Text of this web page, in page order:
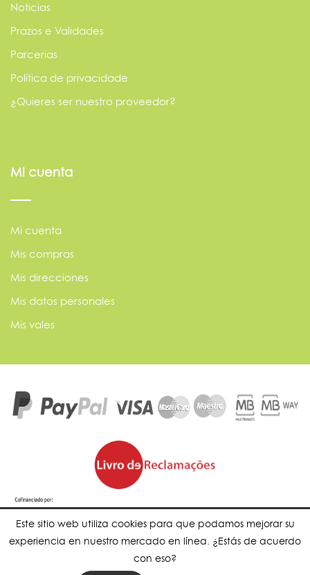
Este sitio web utiliza cookies para que podamos mejorar su
experiencia en nuestro mercado en línea. ¿Estás de acuerdo
con eso?
Noticias
Prazos e Validades
Parcerias
Política de privacidade
¿Quieres ser nuestro proveedor?
Mi cuenta
Mi cuenta
Mis compras
Mis direcciones
Mis datos personales
Mis vales